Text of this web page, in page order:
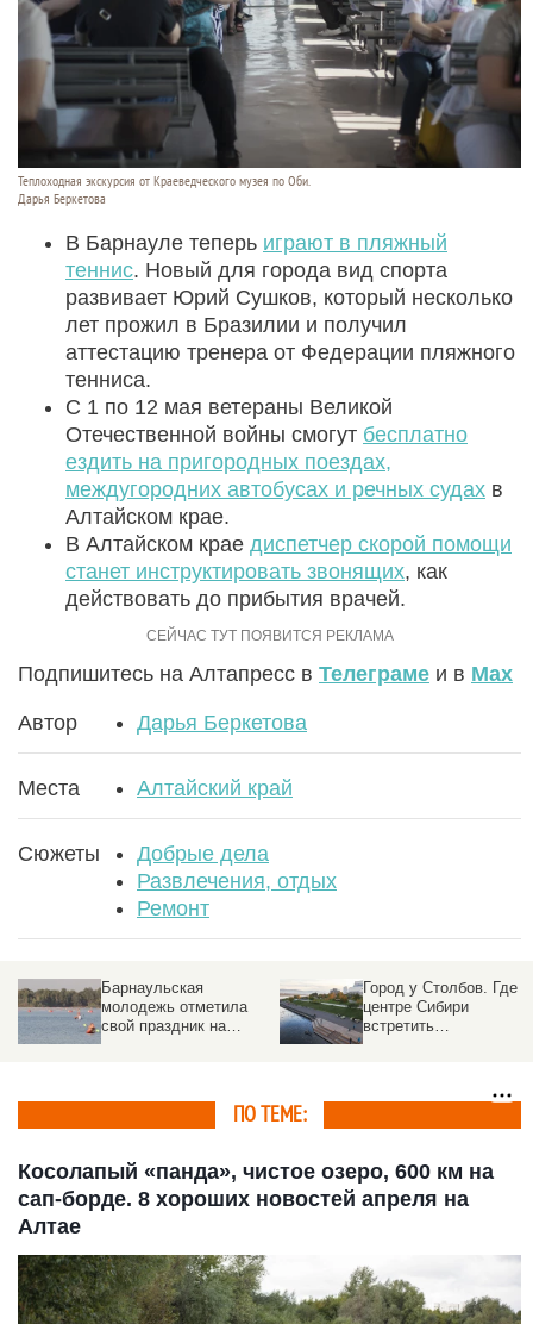
Теплоходная экскурсия от Краеведческого музея по Оби.
Дарья Беркетова
В Барнауле теперь играют в пляжный
теннис. Новый для города вид спорта
развивает Юрий Сушков, который несколько
лет прожил в Бразилии и получил
аттестацию тренера от Федерации пляжного
тенниса.
С 1 по 12 мая ветераны Великой
Отечественной войны смогут бесплатно
ездить на пригородных поездах,
междугородних автобусах и речных судах в
Алтайском крае.
В Алтайском крае диспетчер скорой помощи
станет инструктировать звонящих, как
действовать до прибытия врачей.
Подпишитесь на Алтапресс в Телеграме и в Max
Автор Дарья Беркетова
Места Алтайский край
Сюжеты
Добрые дела
Развлечения, отдых
Ремонт
Барнаульская
молодежь отметила
свой праздник на
Город у Столбов. Где в
центре Сибири
встретить
ПО ТЕМЕ:
Косолапый «панда», чистое озеро, 600 км на
сап-борде. 8 хороших новостей апреля на
Алтае